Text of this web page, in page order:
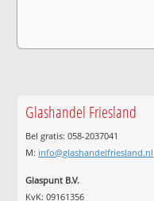
Glashandel Friesland
Bel gratis: 058-2037041
M: info@glashandelfriesland.nl
Glaspunt B.V.
KvK: 09161356